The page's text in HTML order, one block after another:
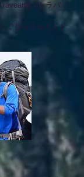
（トラバ
でもらえるガイド